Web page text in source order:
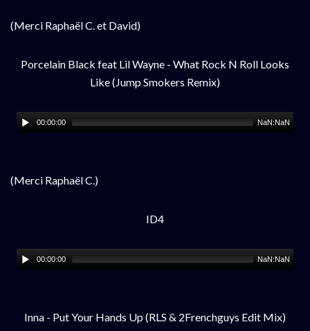
(Merci Raphaël C. et David)
Porcelain Black feat Lil Wayne - What Rock N Roll Looks
Like (Jump Smokers Remix)
00:00:00 NaN:NaN
(Merci Raphaël C.)
ID4
00:00:00 NaN:NaN
Inna - Put Your Hands Up (RLS & 2Frenchguys Edit Mix)